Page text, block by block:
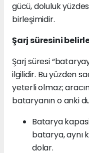
gücü, doluluk
birleşimidir.
Şarj süresini
Şarj süresi
ilgilidir. Bu yüzden
yeterli olmaz;
bataryanın o anki
Batarya
batarya, aynı
dolar.